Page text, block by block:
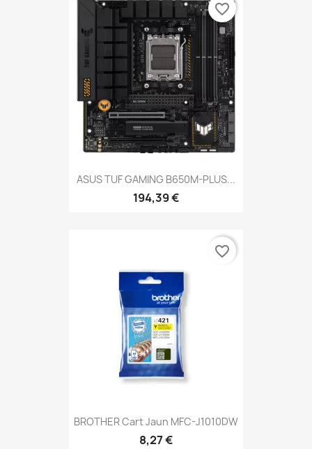
ASUS TUF GAMING B650M-PLUS...
194,39 €
favorite_border
BROTHER Cart Jaun MFC-J1010DW
8,27 €
favorite_border